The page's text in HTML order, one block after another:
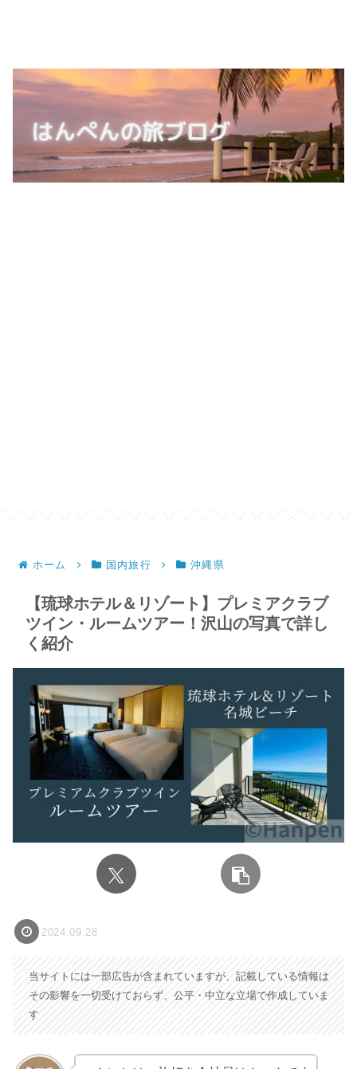
ホーム 国内旅行 沖縄県
【琉球ホテル＆リゾート】プレミアクラブ
ツイン・ルームツアー！沢山の写真で詳し
く紹介
2024.09.28
当サイトには一部広告が含まれていますが、記載している情報は
その影響を一切受けておらず、公平・中立な立場で作成していま
す